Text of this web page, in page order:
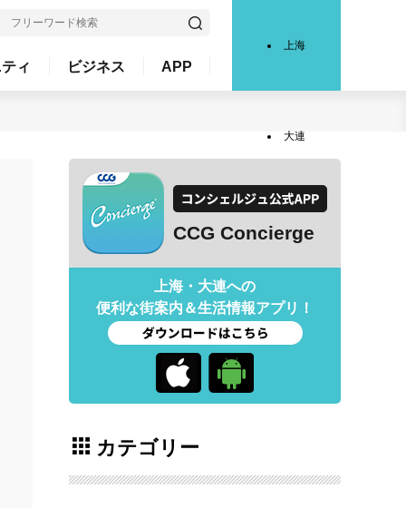
上海
大連
ィ ビジネス APP
CCG Concierge
上海・大連への
便利な街案内＆生活情報アプリ！
カテゴリー